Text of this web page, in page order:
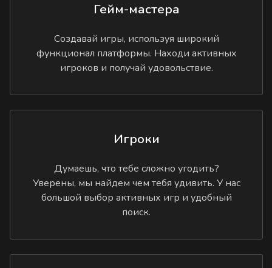
Гейм-мастера
Создавай игры, используя широкий
функционал платформы. Находи активных
игроков и получай удовольствие.
Игроки
Думаешь, что тебе сложно угодить?
Уверены, мы найдем чем тебя удивить. У нас
большой выбор активных игр и удобный
поиск.